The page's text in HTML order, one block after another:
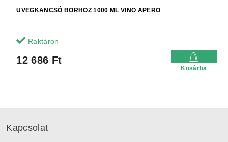
ÜVEGKANCSÓ BORHOZ 1000 ML VINO APERO
Raktáron
12 686 Ft
Kosárba
Kapcsolat